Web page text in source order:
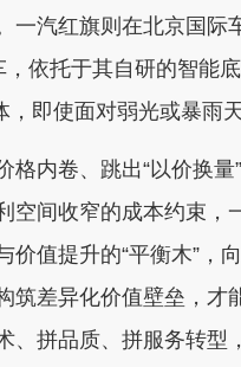
一汽红旗则在北京国际
依托于其自研的智能
即使面对弱光或暴雨
内卷、跳出“以价换量
空间收窄的成本约束，
值提升的“平衡木”，
筑差异化价值壁垒，才
、拼品质、拼服务转型